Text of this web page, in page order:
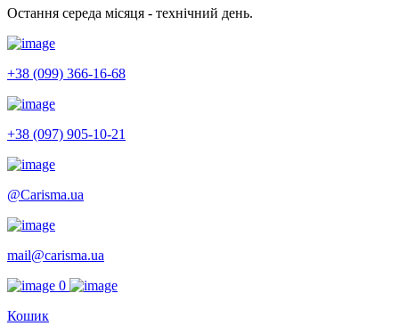
Остання середа місяця - технічний день.
+38 (099) 366-16-68
+38 (097) 905-10-21
@Carisma.ua
mail@carisma.ua
0
Кошик